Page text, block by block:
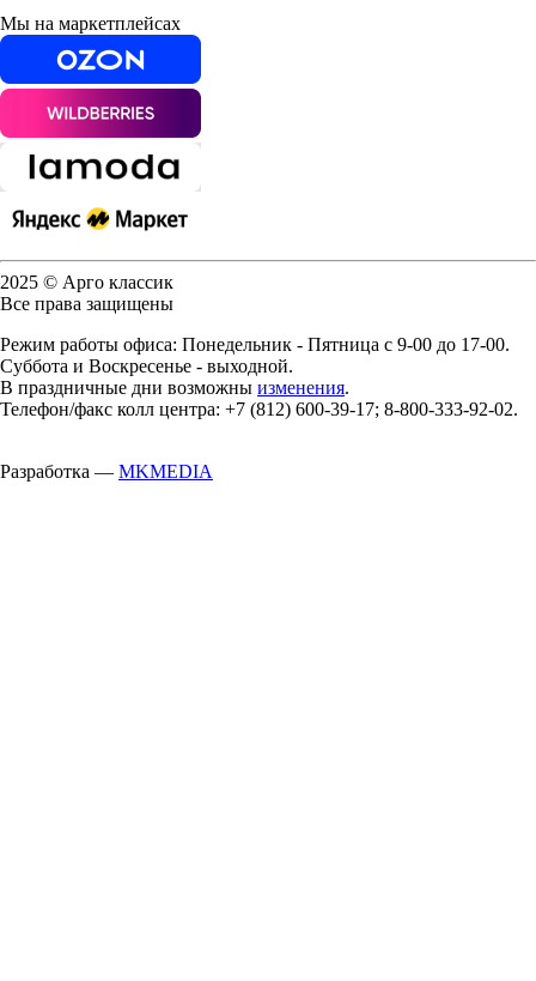
Мы на маркетплейсах
2025 © Арго классик
Все права защищены
Режим работы офиса: Понедельник - Пятница с 9-00 до 17-00.
Суббота и Воскресенье - выходной.
В праздничные дни возможны изменения.
Телефон/факс колл центра: +7 (812) 600-39-17; 8-800-333-92-02.
Разработка — MKMEDIA